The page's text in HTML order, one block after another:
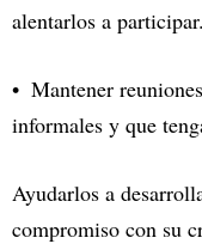
alentarlos a participar.
Mantener
informales y que
Ayudarlos a
compromiso con su